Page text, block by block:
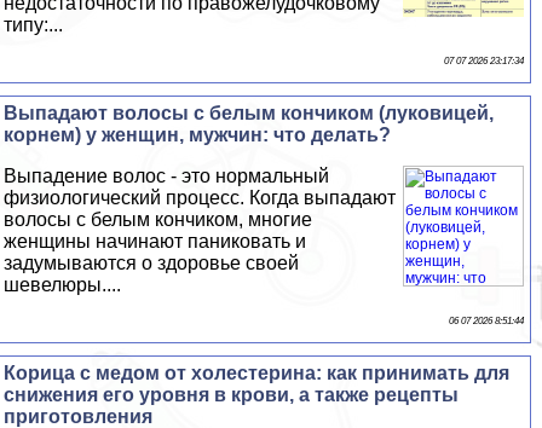
типу:...
07 07 2026 23:17:34
Выпадают волосы с белым кончиком (луковицей,
корнем) у женщин, мужчин: что делать?
Выпадение волос - это нормальный
физиологический процесс. Когда выпадают
волосы с белым кончиком, многие
женщины начинают паниковать и
задумываются о здоровье своей
шевелюры....
06 07 2026 8:51:44
Корица с медом от холестерина: как принимать для
снижения его уровня в крови, а также рецепты
приготовления